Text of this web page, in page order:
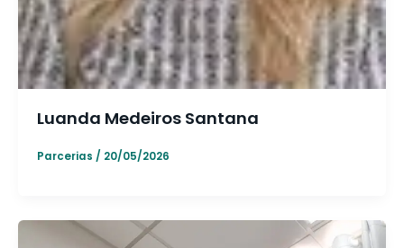
Luanda Medeiros Santana
Parcerias / 20/05/2026